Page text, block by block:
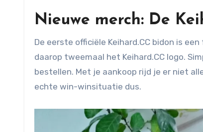
Nieuwe merch: De
De eerste officiële Keihard.CC bidon is een feit. We hebben gekozen voor een transparante Tacx Shiva met
daarop tweemaal het Keihard.CC logo.
bestellen. Met je aankoop rijd je er niet
echte win-winsituatie dus.